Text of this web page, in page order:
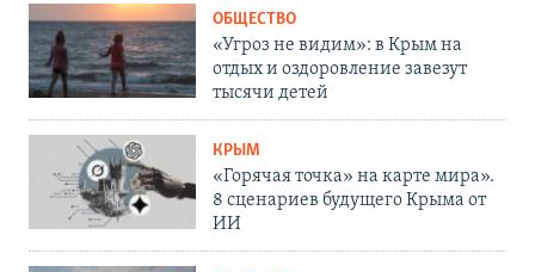
ОБЩЕСТВО
«Угроз не видим»: в Крым на
отдых и оздоровление завезут
тысячи детей
КРЫМ
«Горячая точка» на карте мира».
8 сценариев будущего Крыма от
ИИ